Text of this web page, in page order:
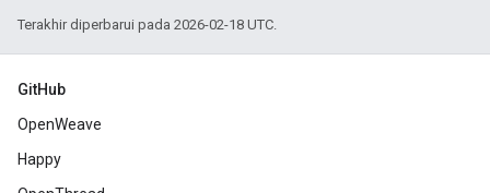
Terakhir diperbarui pada 2026-02-18 UTC.
GitHub
OpenWeave
Happy